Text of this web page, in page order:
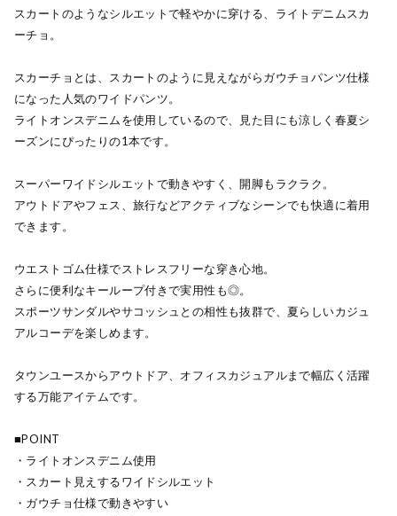
スカートのようなシルエットで軽やかに穿ける、ライトデニムスカ
ーチョ。
スカーチョとは、スカートのように見えながらガウチョパンツ仕様
になった人気のワイドパンツ。
ライトオンスデニムを使用しているので、見た目にも涼しく春夏シ
ーズンにぴったりの1本です。
スーパーワイドシルエットで動きやすく、開脚もラクラク。
アウトドアやフェス、旅行などアクティブなシーンでも快適に着用
できます。
ウエストゴム仕様でストレスフリーな穿き心地。
さらに便利なキーループ付きで実用性も◎。
スポーツサンダルやサコッシュとの相性も抜群で、夏らしいカジュ
アルコーデを楽しめます。
タウンユースからアウトドア、オフィスカジュアルまで幅広く活躍
する万能アイテムです。
■POINT
・ライトオンスデニム使用
・スカート見えするワイドシルエット
・ガウチョ仕様で動きやすい